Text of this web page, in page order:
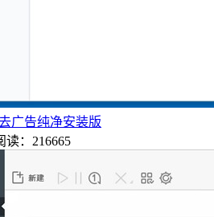
广告纯净安装版
读：216665